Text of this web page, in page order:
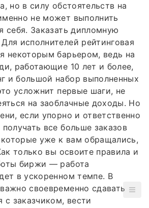
но в силу обстоятельств на
не может выполнить
себя. Заказать дипломную
исполнителей рейтинговая
некоторым барьером, ведь на
работающие 10 лет и более,
и большой набор выполненных
усложнит первые шаги, не
на заоблачные доходы. Но
если упорно и ответственно
все больше заказов
которые уже к вам обращались,
только вы освоите правила и
биржи — работа
в ускоренном темпе. В
своевременно сдавать
с заказчиком, вести